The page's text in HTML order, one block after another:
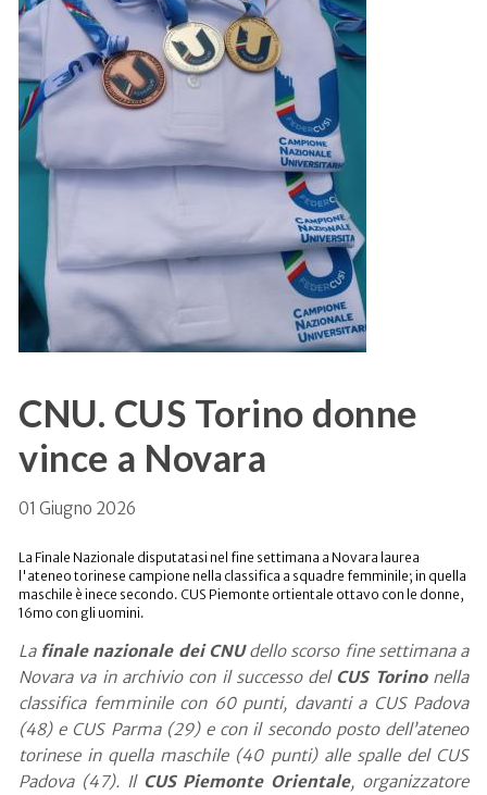
CNU. CUS Torino donne
vince a Novara
01 Giugno 2026
La Finale Nazionale disputatasi nel fine settimana a Novara laurea
l'ateneo torinese campione nella classifica a squadre femminile; in quella
maschile è inece secondo. CUS Piemonte ortientale ottavo con le donne,
16mo con gli uomini.
La finale nazionale dei CNUdello scorso fine settimana a
Novara va in archivio con il successo del CUS Torinonella
classifica femminile con 60 punti, davanti a CUS Padova
(48) e CUS Parma (29) e con il secondo posto dell’ateneo
torinese in quella maschile (40 punti) alle spalle del CUS
Padova (47). Il CUS Piemonte Orientale, organizzatore